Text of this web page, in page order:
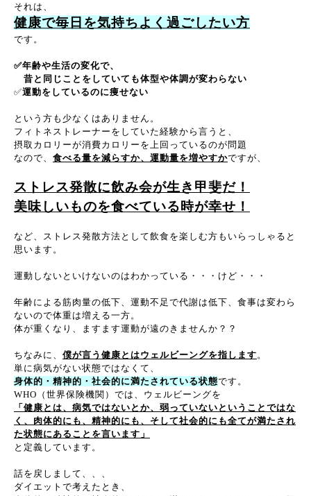
それは、
健康で毎日を気持ちよく過ごしたい方
です。
✅年齢や生活の変化で、
昔と同じことをしていても体型や体調が変わらない
✅運動をしているのに痩せない
という方も少なくはありません。
フィトネストレーナーをしていた経験から言うと、
摂取カロリーが消費カロリーを上回っているのが問題
なので、 食べる量を減らすか、運動量を増やすかですが、
ストレス発散に飲み会が生き甲斐だ！
美味しいものを食べている時が幸せ！
など、ストレス発散方法として飲食を楽しむ方もいらっしゃると
思います。
運動しないといけないのはわかっている・・・けど・・・
年齢による筋肉量の低下、運動不足で代謝は低下、食事は変わら
ないので体重は増える一方。
体が重くなり、ますます運動が遠のきませんか？？
ちなみに、 僕が言う健康とはウェルビーングを指します 。
単に病気がない状態ではなくて、
身体的・精神的・社会的に満たされている状態です。
WHO（世界保険機関）では、ウェルビーングを
「健康とは、病気ではないとか、弱っていないということではな
く、肉体的にも、精神的にも、そして社会的にも全てが満たされ
た状態にあることを言います」
と定義しています。
話を戻しまして、、、
ダイエットで考えたとき、